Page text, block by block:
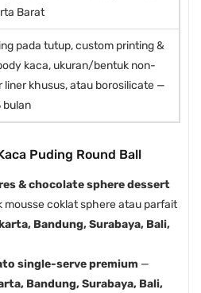
Barat
pada tutup, custom printing &
kaca, ukuran/bentuk non-
liner khusus, atau borosilicate —
bulan
Puding Round Ball
& chocolate sphere dessert
mousse coklat sphere atau parfait
Bandung, Surabaya, Bali,
single-serve premium —
Bandung, Surabaya, Bali,